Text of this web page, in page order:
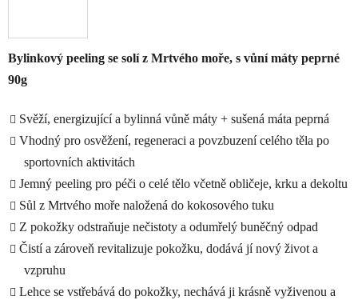
Bylinkový peeling se solí z Mrtvého moře, s vůní máty peprné
90g
Svěží, energizující a bylinná vůně máty + sušená máta peprná
Vhodný pro osvěžení, regeneraci a povzbuzení celého těla po
sportovních aktivitách
Jemný peeling pro péči o celé tělo včetně obličeje, krku a dekoltu
Sůl z Mrtvého moře naložená do kokosového tuku
Z pokožky odstraňuje nečistoty a odumřelý buněčný odpad
Čistí a zároveň revitalizuje pokožku, dodává jí nový život a
vzpruhu
Lehce se vstřebává do pokožky, nechává ji krásně vyživenou a